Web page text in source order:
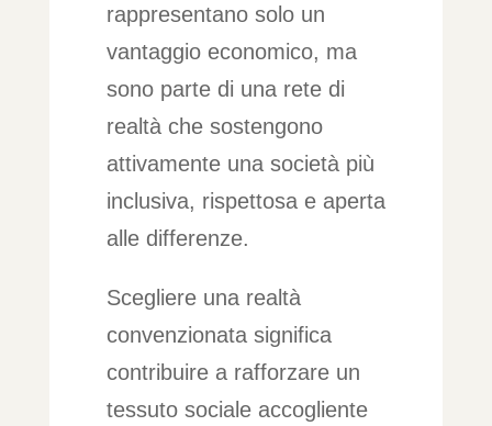
rappresentano solo un
vantaggio economico, ma
sono parte di una rete di
realtà che sostengono
attivamente una società più
inclusiva, rispettosa e aperta
alle differenze.
Scegliere una realtà
convenzionata significa
contribuire a rafforzare un
tessuto sociale accogliente